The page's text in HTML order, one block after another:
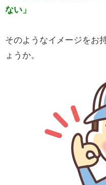
ない」
そのようなイメージをお
ょうか。